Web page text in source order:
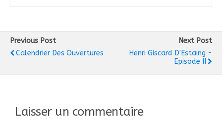
Previous Post
Calendrier Des Ouvertures
Next Post
Henri Giscard D'Estaing -
Episode II
Laisser un commentaire